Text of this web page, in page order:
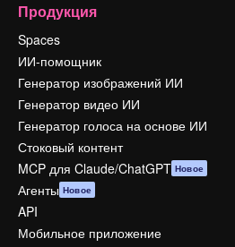
Продукция
Spaces
ИИ-помощник
Генератор изображений ИИ
Генератор видео ИИ
Генератор голоса на основе ИИ
Стоковый контент
MCP для Claude/ChatGPT Новое
Агенты Новое
API
Мобильное приложение